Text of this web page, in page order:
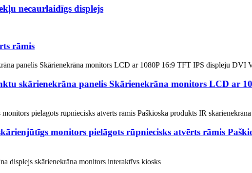
necaurlaidīgs displejs
rāmis
skārienekrāna panelis Skārienekrāna monitors LCD ar
monitors pielāgots rūpniecisks atvērts rāmis